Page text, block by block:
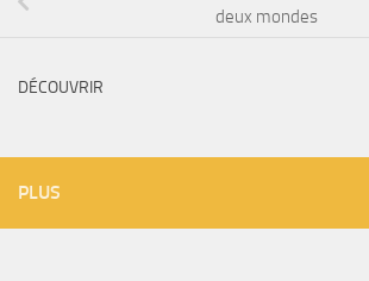
deux mondes
DÉCOUVRIR
PLUS